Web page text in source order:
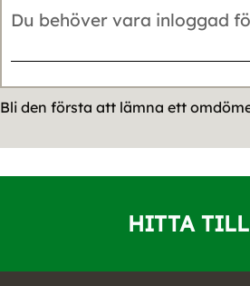
Bli den första att lämna ett
HITTA